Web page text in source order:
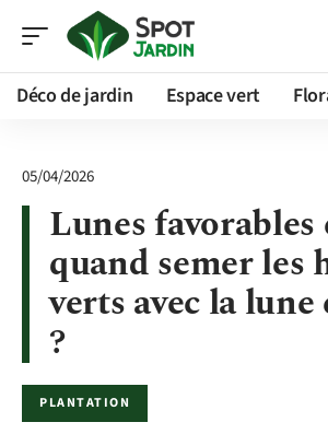
Déco de jardin Espace vert
05/04/2026
Lunes favorables
quand semer les
verts avec la lune
?
PLANTATION